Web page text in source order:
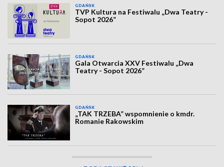
GDAŃSK
TVP Kultura na Festiwalu „Dwa Teatry -
Sopot 2026”
GDAŃSK
Gala Otwarcia XXV Festiwalu „Dwa
Teatry - Sopot 2026”
GDAŃSK
„TAK TRZEBA” wspomnienie o kmdr.
Romanie Rakowskim